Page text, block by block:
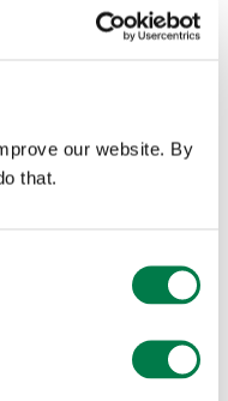
our website. By
that.
Akademie-Vortrags, in